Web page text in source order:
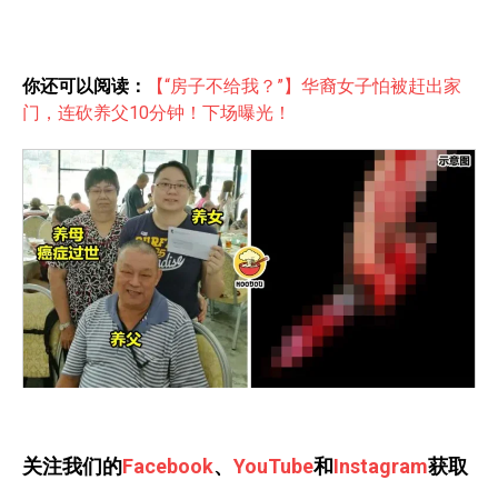
你还可以阅读：
【“房子不给我？”】华裔女子怕被赶出家
门，连砍养父10分钟！下场曝光！
关注我们的Facebook、 YouTube和Instagram获取